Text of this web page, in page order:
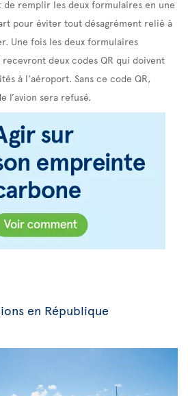
de remplir les deux formulaires en une
pour éviter tout désagrément relié à
Une fois les deux formulaires
deux codes QR qui doivent
à l'aéroport. Sans ce code QR,
l’avion sera refusé.
en République